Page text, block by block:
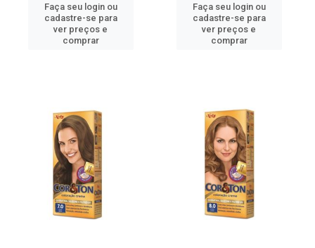
Faça seu login ou
cadastre-se para
ver preços e
comprar
Faça seu login ou
cadastre-se para
ver preços e
comprar